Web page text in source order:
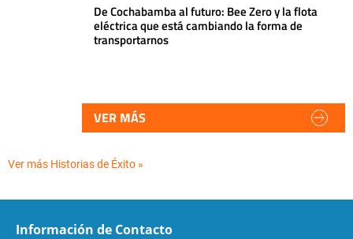
De Cochabamba al futuro: Bee Zero y la flota
eléctrica que está cambiando la forma de
transportarnos
VER MÁS
Ver más Historias de Éxito »
Información de Contacto